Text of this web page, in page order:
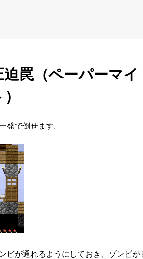
罠（ペーパーマイ
発で倒せます。
ビが通れるようにしておき、ゾンビが